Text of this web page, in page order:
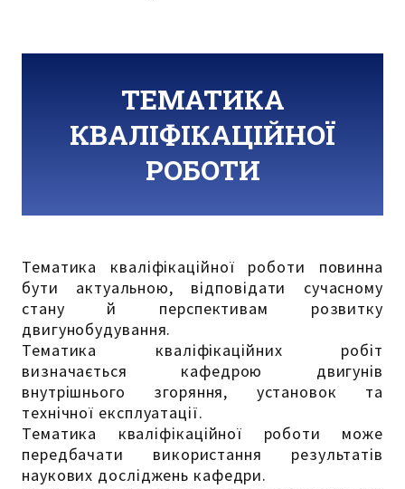
ТЕМАТИКА
КВАЛІФІКАЦІЙНОЇ
РОБОТИ
Тематика кваліфікаційної роботи повинна
бути актуальною, відповідати сучасному
стану й перспективам розвитку
двигунобудування.
Тематика кваліфікаційних робіт
визначається кафедрою двигунів
внутрішнього згоряння, установок та
технічної експлуатації.
Тематика кваліфікаційної роботи може
передбачати використання результатів
наукових досліджень кафедри.